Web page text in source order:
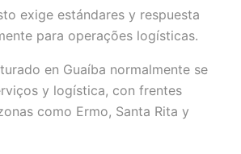
exige estándares y respuesta
para operações logísticas.
en Guaíba normalmente se
y logística, con frentes
como Ermo, Santa Rita y